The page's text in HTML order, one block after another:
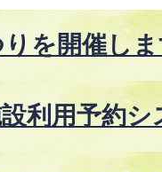
を開催し
利用予約